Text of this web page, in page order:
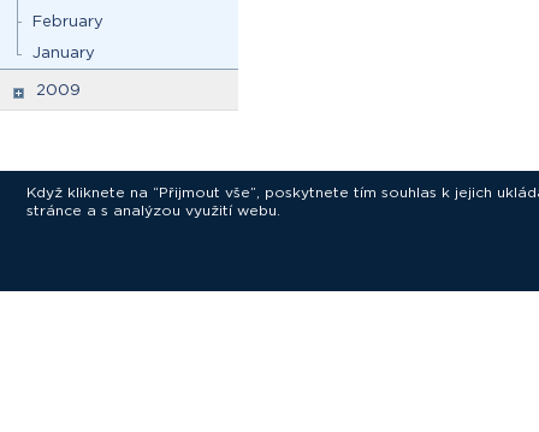
February
January
2009
Když kliknete na “Přijmout vše”, poskytnete tím souhlas k jejich
stránce a s analýzou využití webu.